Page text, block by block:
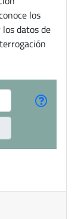
los
datos de